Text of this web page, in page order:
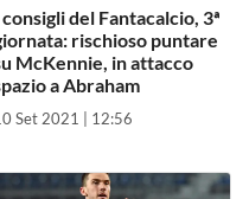
consigli del Fantacalcio, 3ª
rischioso puntare
McKennie, in attacco
a Abraham
Set 2021 | 12:56